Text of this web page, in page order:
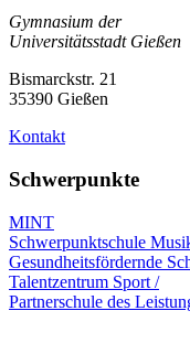
Gymnasium der
Universitätsstadt Gießen
Bismarckstr. 21
35390 Gießen
Kontakt
Schwerpunkte
MINT
Schwerpunktschule
Gesundheitsfördernde
Talentzentrum Sport /
Partnerschule des